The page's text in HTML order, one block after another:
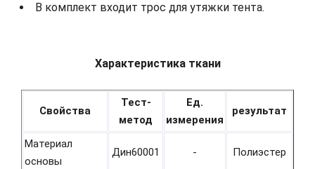
В комплект входит трос для утяжки тента.
Характеристика ткани
Свойства
Тест-
метод
Ед.
измерения
результат
Материал
основы
Дин60001 - Полиэстер